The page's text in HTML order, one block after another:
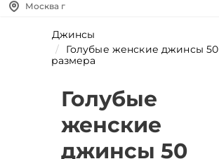
Москва г
Джинсы
Голубые женские джинсы 50
размера
Голубые
женские
джинсы 50